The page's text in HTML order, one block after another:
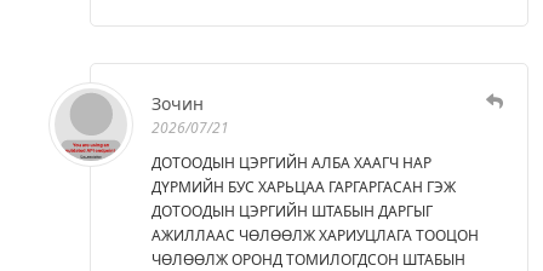
Зочин
2026/07/21
ДОТООДЫН ЦЭРГИЙН АЛБА ХААГЧ НАР
ДҮРМИЙН БУС ХАРЬЦАА ГАРГАРГАСАН ГЭЖ
ДОТООДЫН ЦЭРГИЙН ШТАБЫН ДАРГЫГ
АЖИЛЛААС ЧӨЛӨӨЛЖ ХАРИУЦЛАГА ТООЦОН
ЧӨЛӨӨЛЖ ОРОНД ТОМИЛОГДСОН ШТАБЫН